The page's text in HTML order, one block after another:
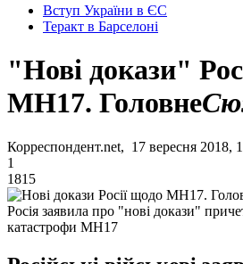
Вступ України в ЄС
Теракт в Барселоні
"Нові докази"
MH17. Головне
Корреспондент.net, 17 вересня 2018,
1
1815
Росія заявила про "нові докази"
катастрофи MH17